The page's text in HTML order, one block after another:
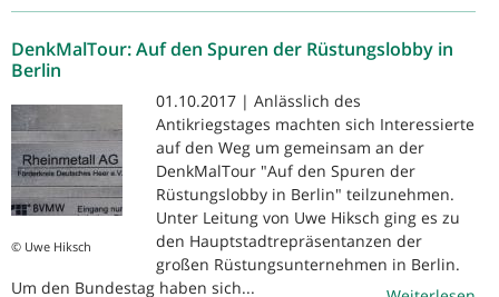
DenkMalTour: Auf den Spuren der Rüstungslobby in
Berlin
© Uwe Hiksch
01.10.2017 | Anlässlich des
Antikriegstages machten sich Interessierte
auf den Weg um gemeinsam an der
DenkMalTour "Auf den Spuren der
Rüstungslobby in Berlin" teilzunehmen.
Unter Leitung von Uwe Hiksch ging es zu
den Hauptstadtrepräsentanzen der
großen Rüstungsunternehmen in Berlin.
Um den Bundestag haben sich...